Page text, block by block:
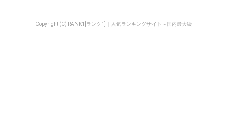
Copyright (C) RANK1[ランク1]｜人気ランキングサイト～国内最大級